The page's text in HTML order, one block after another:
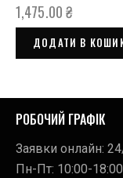
1,475.00₴
ДОДАТИ В
РОБОЧИЙ ГРАФІК
Заявки онлайн:
Пн-Пт: 10:00-18:00